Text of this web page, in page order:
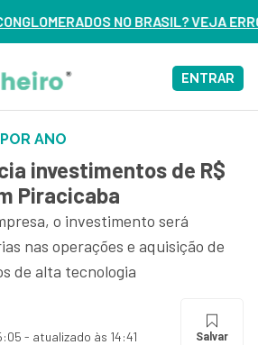
VEJA ERROS DE 3 DELES – ASSISTA
ENTRAR
ANO
investimentos de R$
Piracicaba
o investimento será
nas operações e aquisição de
de alta tecnologia
- atualizado às 14:41 Salvar